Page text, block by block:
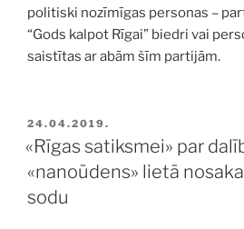
politiski nozīmīgas personas –
“Gods kalpot Rīgai” biedri vai
saistītas ar abām šīm partijām.
PUBLICĒTS
24.04.2019.
«Rīgas satiksmei» par
«nanoūdens» lietā
sodu